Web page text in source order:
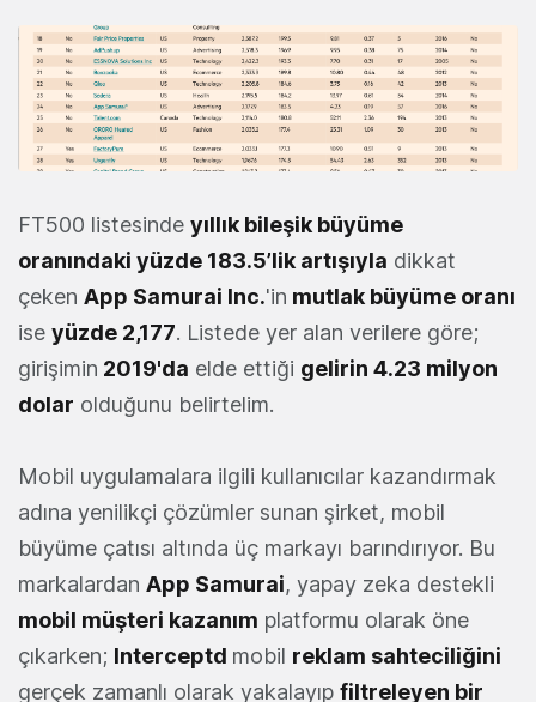
FT500 listesinde yıllık bileşik büyüme
oranındaki yüzde 183.5’lik artışıyla dikkat
çeken App Samurai Inc.'in mutlak büyüme oranı
ise yüzde 2,177. Listede yer alan verilere göre;
girişimin 2019'da elde ettiği gelirin 4.23 milyon
dolar olduğunu belirtelim.
Mobil uygulamalara ilgili kullanıcılar kazandırmak
adına yenilikçi çözümler sunan şirket, mobil
büyüme çatısı altında üç markayı barındırıyor. Bu
markalardan App Samurai, yapay zeka destekli
mobil müşteri kazanım platformu olarak öne
çıkarken; Interceptd mobil reklam sahteciliğini
gerçek zamanlı olarak yakalayıp filtreleyen bir